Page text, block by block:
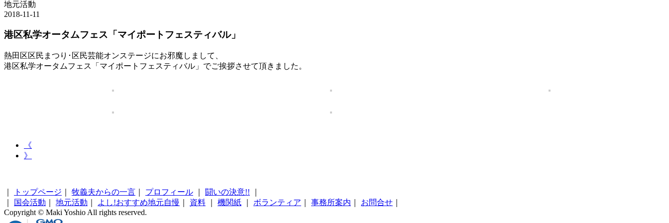
地元活動
2018-11-11
港区私学オータムフェス「マイポートフェスティバル」
熱田区区民まつり･区民芸能オンステージにお邪魔しまして、
港区私学オータムフェス「マイポートフェスティバル」でご挨拶させて頂きました。
《
》
トップページ 牧義夫からの一言 プロフィール 闘いの決意!!
国会活動 地元活動 よし!おすすめ地元自慢 資料 機関紙 ボランティア 事務所案内 お問合せ
Copyright © Maki Yoshio All rights reserved.